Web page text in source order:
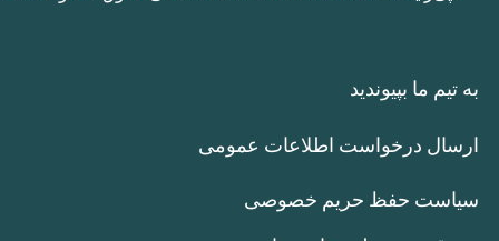
به تیم ما بپیوندید
ارسال درخواست اطلاعات عمومی
سیاست حفظ حریم خصوصی